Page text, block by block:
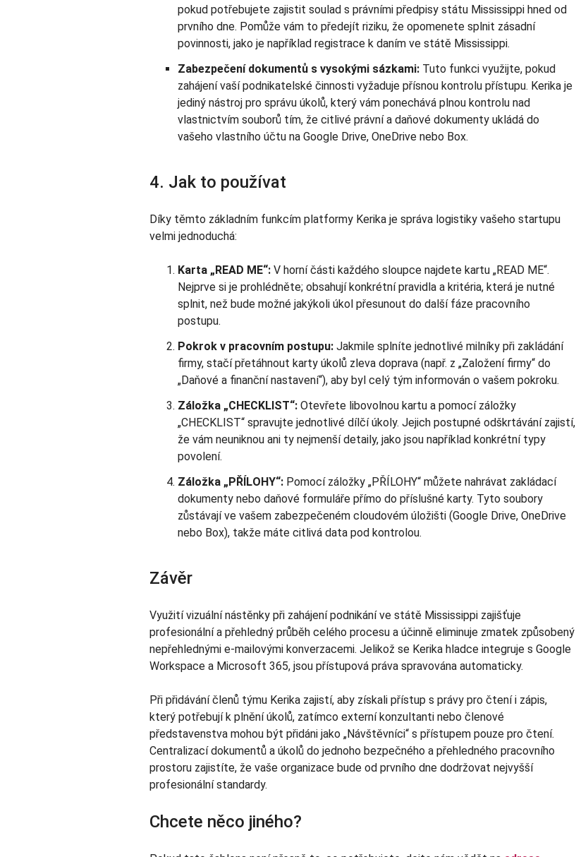
pokud potřebujete zajistit soulad s právními předpisy státu Mississippi hned od
prvního dne. Pomůže vám to předejít riziku, že opomenete splnit zásadní
povinnosti, jako je například registrace k daním ve státě Mississippi.
Zabezpečení dokumentů s vysokými sázkami: Tuto funkci využijte, pokud
zahájení vaší podnikatelské činnosti vyžaduje přísnou kontrolu přístupu. Kerika je
jediný nástroj pro správu úkolů, který vám ponechává plnou kontrolu nad
vlastnictvím souborů tím, že citlivé právní a daňové dokumenty ukládá do
vašeho vlastního účtu na Google Drive, OneDrive nebo Box.
4. Jak to používat
Díky těmto základním funkcím platformy Kerika je správa logistiky vašeho startupu
velmi jednoduchá:
Karta „READ ME“: V horní části každého sloupce najdete kartu „READ ME“.
Nejprve si je prohlédněte; obsahují konkrétní pravidla a kritéria, která je nutné
splnit, než bude možné jakýkoli úkol přesunout do další fáze pracovního
postupu.
Pokrok v pracovním postupu: Jakmile splníte jednotlivé milníky při zakládání
firmy, stačí přetáhnout karty úkolů zleva doprava (např. z „Založení firmy“ do
„Daňové a finanční nastavení“), aby byl celý tým informován o vašem pokroku.
Záložka „CHECKLIST“: Otevřete libovolnou kartu a pomocí záložky
„CHECKLIST“ spravujte jednotlivé dílčí úkoly. Jejich postupné odškrtávání zajistí,
že vám neuniknou ani ty nejmenší detaily, jako jsou například konkrétní typy
povolení.
Záložka „PŘÍLOHY“: Pomocí záložky „PŘÍLOHY“ můžete nahrávat zakládací
dokumenty nebo daňové formuláře přímo do příslušné karty. Tyto soubory
zůstávají ve vašem zabezpečeném cloudovém úložišti (Google Drive, OneDrive
nebo Box), takže máte citlivá data pod kontrolou.
Závěr
Využití vizuální nástěnky při zahájení podnikání ve státě Mississippi zajišťuje
profesionální a přehledný průběh celého procesu a účinně eliminuje zmatek způsobený
nepřehlednými e-mailovými konverzacemi. Jelikož se Kerika hladce integruje s Google
Workspace a Microsoft 365, jsou přístupová práva spravována automaticky.
Při přidávání členů týmu Kerika zajistí, aby získali přístup s právy pro čtení i zápis,
který potřebují k plnění úkolů, zatímco externí konzultanti nebo členové
představenstva mohou být přidáni jako „Návštěvníci“ s přístupem pouze pro čtení.
Centralizací dokumentů a úkolů do jednoho bezpečného a přehledného pracovního
prostoru zajistíte, že vaše organizace bude od prvního dne dodržovat nejvyšší
profesionální standardy.
Chcete něco jiného?